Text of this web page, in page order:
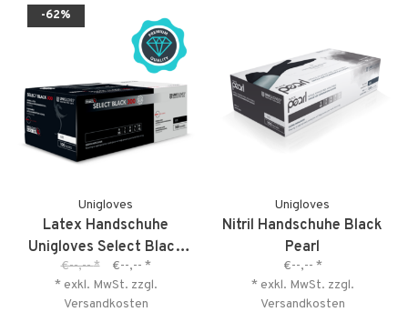
-62%
Unigloves
Latex Handschuhe
Unigloves Select Black
300 - Angebot - kurzes
MHD
€--,--* €--,-- *
* exkl. MwSt. zzgl.
Versandkosten
Unigloves
Nitril Handschuhe Black
Pearl
€--,-- *
* exkl. MwSt. zzgl.
Versandkosten